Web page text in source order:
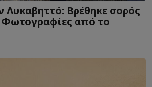
Λυκαβηττό: Βρέθηκε σορός
Φωτογραφίες από το